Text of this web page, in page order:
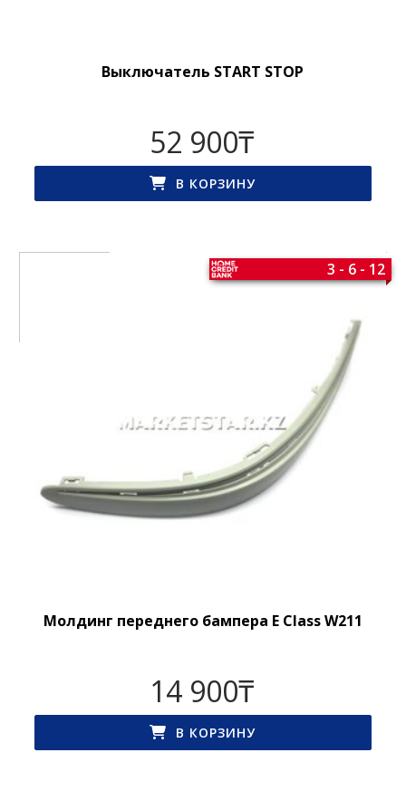
Выключатель START STOP
52 900₸
В КОРЗИНУ
Молдинг переднего бампера E Class W211
3 - 6 - 12
14 900₸
В КОРЗИНУ